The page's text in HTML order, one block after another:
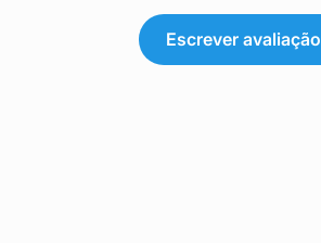
Escrever avaliação